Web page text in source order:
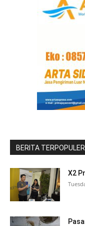
BERITA TERPOPULER
X2